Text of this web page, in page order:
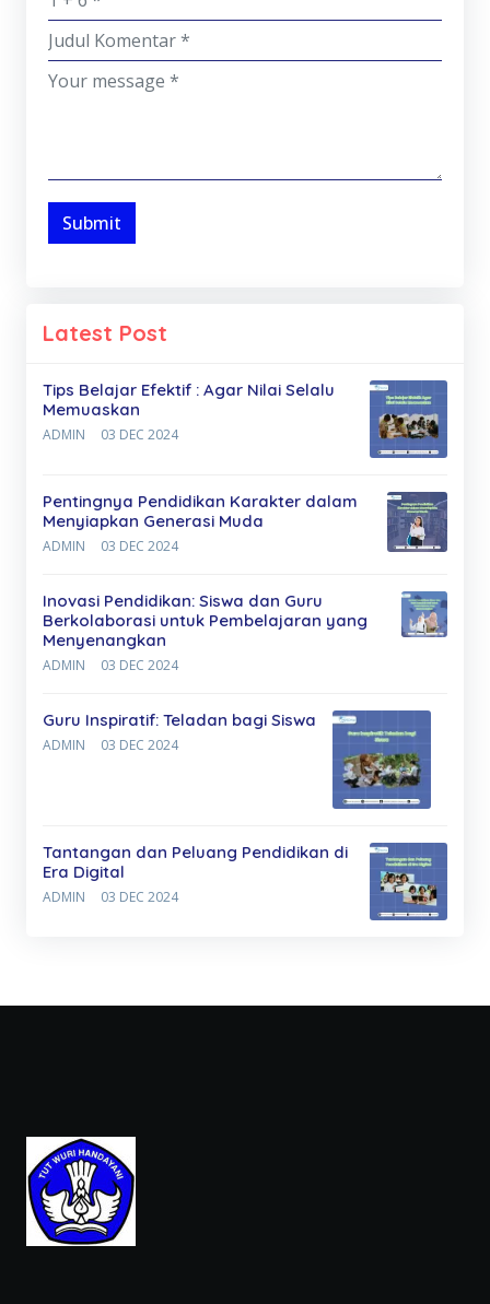
Submit
Latest Post
Tips Belajar Efektif : Agar Nilai Selalu
Memuaskan
ADMIN 03 DEC 2024
Pentingnya Pendidikan Karakter dalam
Menyiapkan Generasi Muda
ADMIN 03 DEC 2024
Inovasi Pendidikan: Siswa dan Guru
Berkolaborasi untuk Pembelajaran yang
Menyenangkan
ADMIN 03 DEC 2024
Guru Inspiratif: Teladan bagi Siswa
ADMIN 03 DEC 2024
Tantangan dan Peluang Pendidikan di
Era Digital
ADMIN 03 DEC 2024